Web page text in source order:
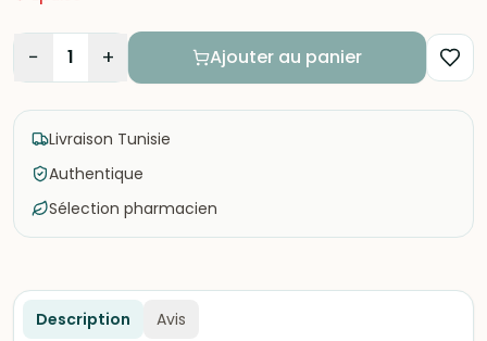
− 1 + Ajouter au panier
Livraison Tunisie
Authentique
Sélection pharmacien
Description Avis